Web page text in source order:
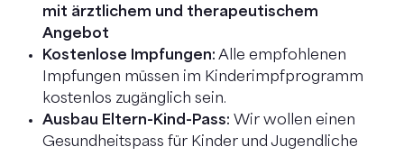
mit ärztlichem und therapeutischem
Angebot
Kostenlose Impfungen: Alle empfohlenen
Impfungen müssen im Kinderimpfprogramm
kostenlos zugänglich sein.
Ausbau Eltern-Kind-Pass: Wir wollen einen
Gesundheitspass für Kinder und Jugendliche